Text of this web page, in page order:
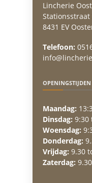
Lincherie
Stationsstraat
8431 EV
Telefoon:
OPENINGSTIJDEN
Maandag:
Dinsdag: 9:30
Woensdag:
Donderdag:
Vrijdag: 9.30
Zaterdag: